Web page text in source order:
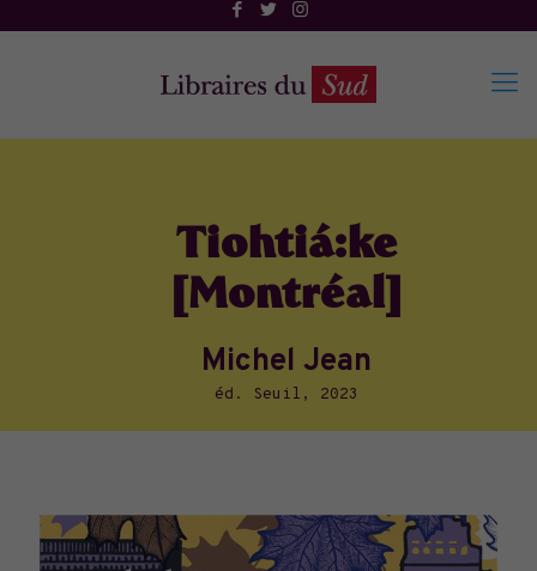
Tiohtiá:ke
[Montréal]
Michel Jean
éd. Seuil, 2023